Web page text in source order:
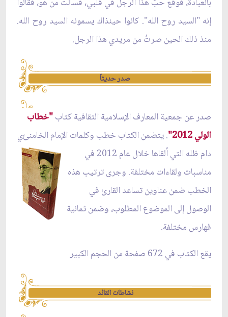
إنه "السيد روح الله". كانوا حينذاك يسمونه السيد روح الله.
منذ ذلك الحين صرتُ من مريدي هذا الرجل.
صدر حديثاً
صدر عن جمعية المعارف الإسلامية الثقافية كتاب"خطاب
الولي 2012"
. يتضمن الكتاب خطب وكلمات الإمام الخامنئي
دام ظله التي ألقاها خلال عام 2012 في
مناسبات ولقاءات مختلفة. وجرى ترتيب هذه
الخطب ضمن عناوين تساعد القارئ في
الوصول إلى الموضوع المطلوب، وضمن ثمانية
فهارس مختلفة.
يقع الكتاب في 672 صفحة من الحجم الكبير
نشاطات القائد